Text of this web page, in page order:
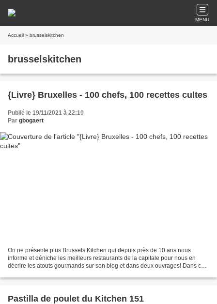
MENU
Accueil » brusselskitchen
brusselskitchen
{Livre} Bruxelles - 100 chefs, 100 recettes cultes
Publié le 19/11/2021 à 22:10
Par gbogaert
On ne présente plus Brussels Kitchen qui depuis près de 10 ans nous
informe et déniche les meilleurs restaurants de la capitale pour nous en
décrire les atouts gourmands sur son blog et dans deux ouvrages! Dans ce
Pastilla de poulet du Kitchen 151